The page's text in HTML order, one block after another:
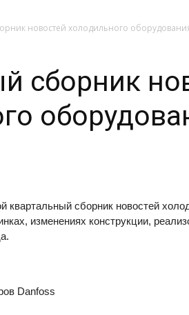
новостей холодильного
сборник
квартальный сборник новостей
изменениях конструкции,
Danfoss